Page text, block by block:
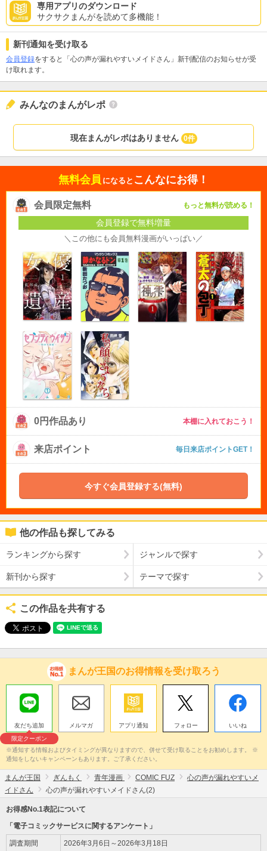
専用アプリのダウンロード
サクサクまんがを読めて多機能！
新刊通知を受け取る
会員登録をすると「心の声が漏れやすいメイドさん」新刊配信のお知らせが受
け取れます。
みんなのまんがレポ
現在まんがレポはありません 0件
無料会員 になると こんなにお得！
会員限定無料 もっと無料が読める！
会員登録で無料増量
＼この他にも会員無料漫画がいっぱい／
0円作品あり 本棚に入れておこう！
来店ポイント 毎日来店ポイントGET！
今すぐ会員登録する(無料)
他の作品も探してみる
ランキングから探す ジャンルで探す
新刊から探す テーマで探す
この作品を共有する
まんが王国のお得情報を受け取ろう
友だち追加
限定クーポン
メルマガ アプリ通知 フォロー いいね
※通知する情報およびタイミングが異なりますので、併せて受け取ることをお勧めします。 ※
通知をしないキャンペーンもあります。ご了承ください。
まんが王国 ぎんもく 青年漫画 COMIC FUZ
心の声が漏れやすいメ
イドさん
心の声が漏れやすいメイドさん(2)
お得感No.1表記について
「電子コミックサービスに関するアンケート」
調査期間 2026年3月6日～2026年3月18日